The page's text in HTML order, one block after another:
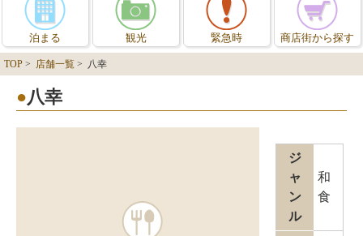
泊まる 観光 緊急時 商店街から探す
TOP > 店舗一覧 > 八幸
八幸
ジ
ャ
ン
ル
和
食